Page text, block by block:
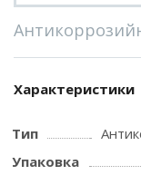
Характеристики
Тип
Упаковка